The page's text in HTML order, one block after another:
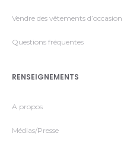
Vendre des vêtements d’occasion
Questions fréquentes
RENSEIGNEMENTS
A propos
Médias/Presse